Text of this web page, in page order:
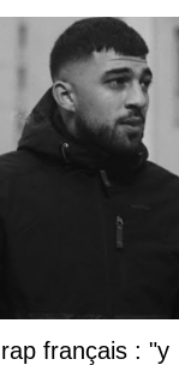
français : "y